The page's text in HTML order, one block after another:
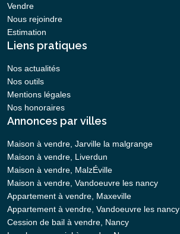
Vendre
Nous rejoindre
Estimation
Liens pratiques
Nos actualités
Nos outils
Mentions légales
Nos honoraires
Annonces par villes
Maison à vendre, Jarville la malgrange
Maison à vendre, Liverdun
Maison à vendre, MalzÉville
Maison à vendre, Vandoeuvre les nancy
Appartement à vendre, Maxeville
Appartement à vendre, Vandoeuvre les nancy
Cession de bail à vendre, Nancy